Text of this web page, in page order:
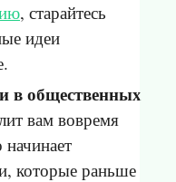
, старайтесь
идеи
в общественных
вам вовремя
начинает
которые раньше